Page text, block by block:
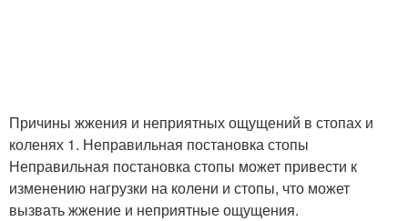
Причины жжения и неприятных ощущений в стопах и
коленях 1. Неправильная постановка стопы
Неправильная постановка стопы может привести к
изменению нагрузки на колени и стопы, что может
вызвать жжение и неприятные ощущения.